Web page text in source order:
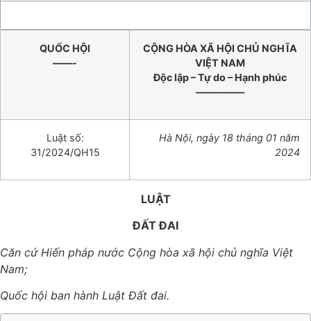
QUỐC HỘI
——-
CỘNG HÒA XÃ HỘI CHỦ NGHĨA
VIỆT NAM
Độc lập – Tự do – Hạnh phúc
—————
Luật số:
31/2024/QH15
Hà Nội, ngày 18 tháng 01 năm
2024
LUẬT
ĐẤT ĐAI
Căn cứ Hiến pháp nước Cộng hòa xã hội chủ nghĩa Việt
Nam;
Quốc hội ban hành Luật Đất đai.